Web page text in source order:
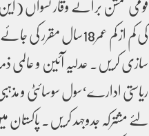
کی کم از کم
سازی کریں۔ عدلیہ آئین و
ریاستی ادارے‘سول سوسائٹی و
لئے مشترکہ جدوجہد کریں۔